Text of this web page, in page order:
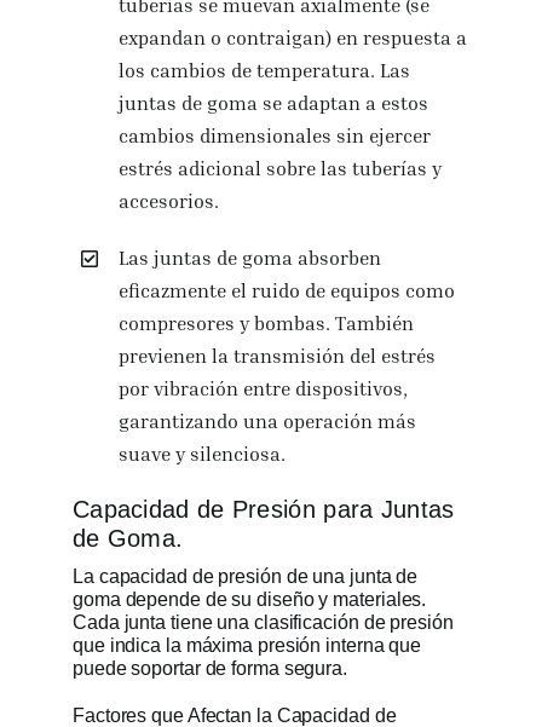
tuberías se muevan axialmente (se
expandan o contraigan) en respuesta a
los cambios de temperatura. Las
juntas de goma se adaptan a estos
cambios dimensionales sin ejercer
estrés adicional sobre las tuberías y
accesorios.
Las juntas de goma absorben
eficazmente el ruido de equipos como
compresores y bombas. También
previenen la transmisión del estrés
por vibración entre dispositivos,
garantizando una operación más
suave y silenciosa.
Capacidad de Presión para Juntas
de Goma.
La capacidad de presión de una junta de
goma depende de su diseño y materiales.
Cada junta tiene una clasificación de presión
que indica la máxima presión interna que
puede soportar de forma segura.
Factores que Afectan la Capacidad de